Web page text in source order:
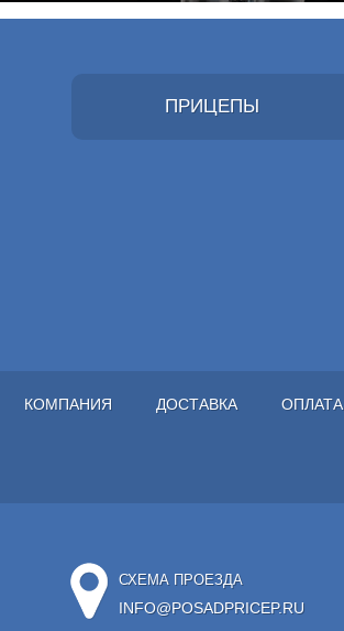
ПРИЦЕПЫ
КОМПАНИЯ ДОСТАВКА ОПЛАТА
СХЕМА ПРОЕЗДА
INFO@POSADPRICEP.RU